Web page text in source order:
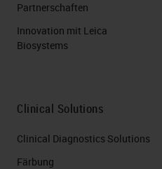
Partnerschaften
Innovation mit Leica
Biosystems
Clinical Solutions
Clinical Diagnostics Solutions
Färbung